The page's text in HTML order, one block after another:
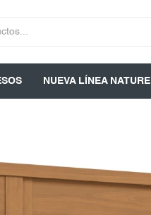
NUEVA LÍNEA NATURE